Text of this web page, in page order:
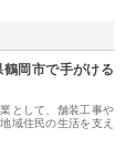
岡市で手がける
として、舗装工事や
域住民の生活を支え